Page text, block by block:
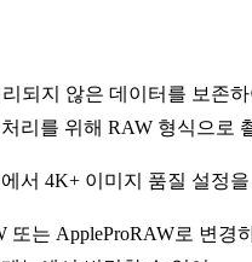
되지 않은 데이터를 보존
리를 위해 RAW 형식으로
서 4K+ 이미지 품질 설정
또는 AppleProRAW로 변경